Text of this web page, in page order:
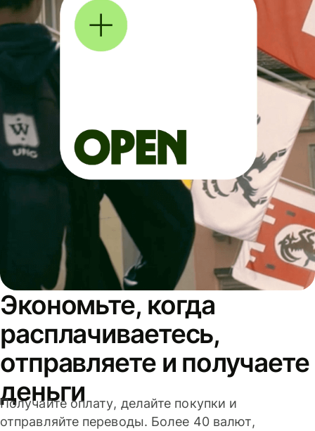
Экономьте, когда
расплачиваетесь,
отправляете и получаете
деньги
Получайте оплату, делайте покупки и
отправляйте переводы. Более 40 валют,